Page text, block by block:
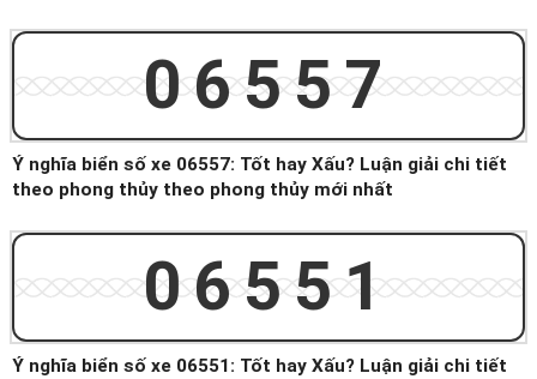
06557
Ý nghĩa biển số xe 06557: Tốt hay Xấu? Luận giải chi tiết
theo phong thủy theo phong thủy mới nhất
06551
Ý nghĩa biển số xe 06551: Tốt hay Xấu? Luận giải chi tiết